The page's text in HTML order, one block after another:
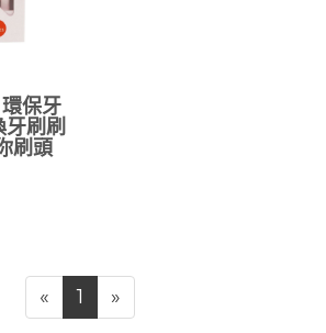
保牙
牙刷刷
刷頭
« 1 »